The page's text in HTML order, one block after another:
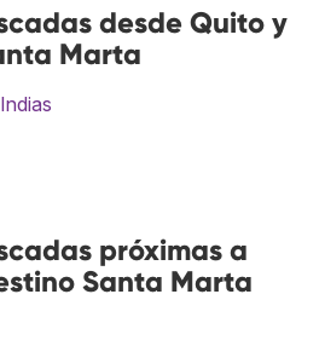
desde Quito y
Marta
próximas a
Santa Marta